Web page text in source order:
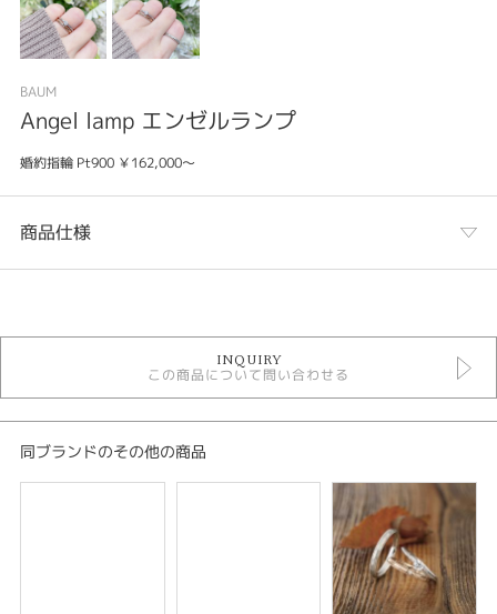
BAUM
Angel lamp エンゼルランプ
婚約指輪 Pt900 ￥162,000～
商品仕様
婚約指輪
婚約指輪 ソリテール
婚約指輪 プラチナカラー
バウム 婚約指輪
デザイン
INQUIRY
この商品について問い合わせる
同ブランドのその他の商品